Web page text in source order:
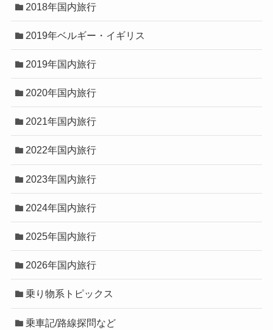
2018年国内旅行
2019年ベルギー・イギリス
2019年国内旅行
2020年国内旅行
2021年国内旅行
2022年国内旅行
2023年国内旅行
2024年国内旅行
2025年国内旅行
2026年国内旅行
乗り物系トピックス
乗車記/路線探問など